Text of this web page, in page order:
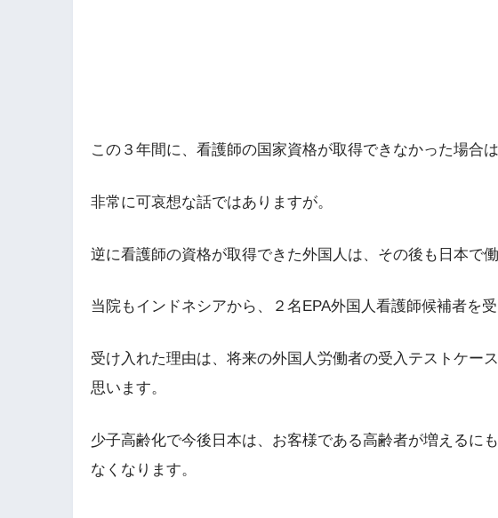
この３年間に、看護師の国家資格が取得できなかった場合
非常に可哀想な話ではありますが。
逆に看護師の資格が取得できた外国人は、その後も日本で
当院もインドネシアから、２名EPA外国人看護師候補者を受
受け入れた理由は、将来の外国人労働者の受入テストケー
思います。
少子高齢化で今後日本は、お客様である高齢者が増えるに
なくなります。